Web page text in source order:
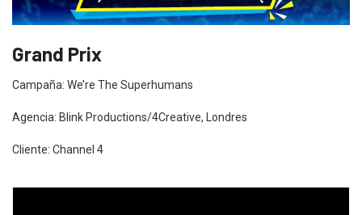
Grand Prix
Campaña: We’re The Superhumans
Agencia: Blink Productions/4Creative, Londres
Cliente: Channel 4